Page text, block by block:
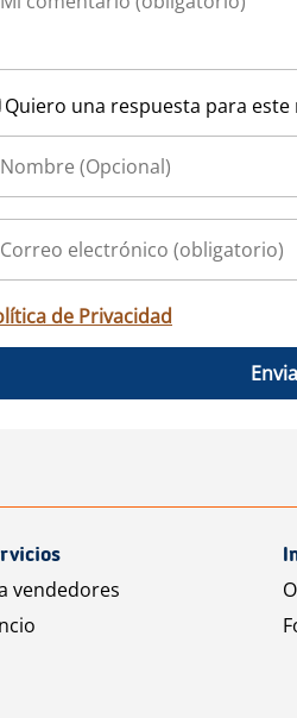
Quiero una respuesta para este
de Privacidad
vendedores